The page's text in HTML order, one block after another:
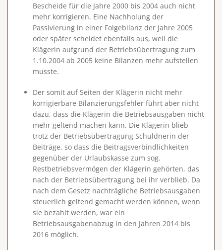
Bescheide für die Jahre 2000 bis 2004 auch nicht
mehr korrigieren. Eine Nachholung der
Passivierung in einer Folgebilanz der Jahre 2005
oder später scheidet ebenfalls aus, weil die
Klägerin aufgrund der Betriebsübertragung zum
1.10.2004 ab 2005 keine Bilanzen mehr aufstellen
musste.
Der somit auf Seiten der Klägerin nicht mehr
korrigierbare Bilanzierungsfehler führt aber nicht
dazu, dass die Klägerin die Betriebsausgaben nicht
mehr geltend machen kann. Die Klägerin blieb
trotz der Betriebsübertragung Schuldnerin der
Beiträge, so dass die Beitragsverbindlichkeiten
gegenüber der Urlaubskasse zum sog.
Restbetriebsvermögen der Klägerin gehörten, das
nach der Betriebsübertragung bei ihr verblieb. Da
nach dem Gesetz nachträgliche Betriebsausgaben
steuerlich geltend gemacht werden können, wenn
sie bezahlt werden, war ein
Betriebsausgabenabzug in den Jahren 2014 bis
2016 möglich.